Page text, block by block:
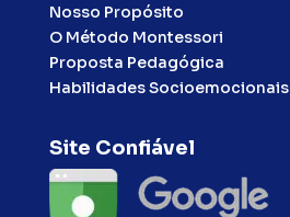
Nosso Propósito
O Método Montessori
Proposta Pedagógica
Habilidades Socioemocionais
Site Confiável